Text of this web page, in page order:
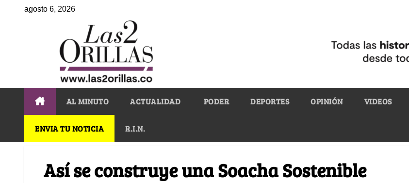
agosto 6, 2026
AL MINUTO ACTUALIDAD PODER DEPORTES OPINIÓN VIDEOS
ENVIA TU NOTICIA R.I.N.
Así se construye una Soacha Sostenible